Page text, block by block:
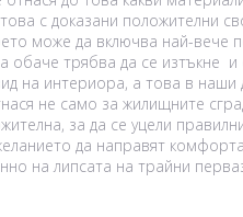
с доказани положителни
може да включва най-вече
трябва да се изтъкне
на интериора, а това в
не само за жилищните
за да се уцели
да направят
на липсата на трайни